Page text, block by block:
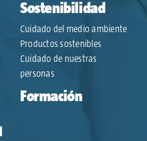
Sostenibilidad
Cuidado del medio ambiente
Productos sostenibles
Cuidado de nuestras
personas
Formación